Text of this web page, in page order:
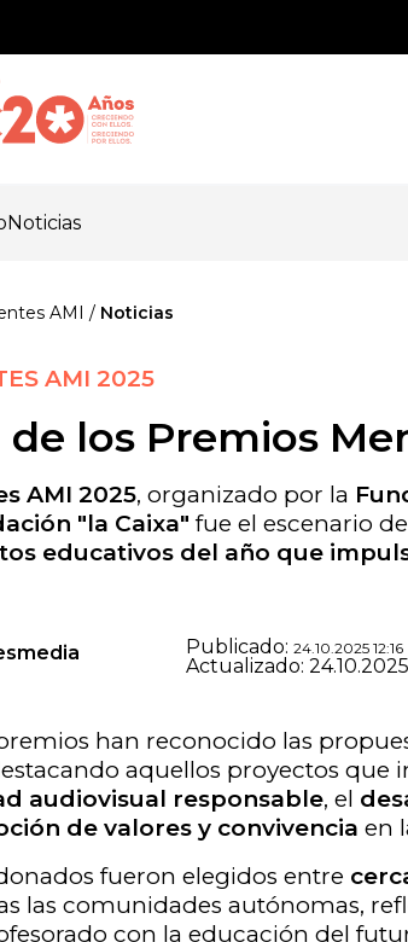
Noticias
AMI Noticias
AMI 2025
los Premios
AMI 2025, organizado por la
"la Caixa" fue el escenario
educativos del año que
Publicado:24.10.2025 12:16
Actualizado:24.10.2025
han reconocido las
aquellos proyectos que
audiovisual responsable, el
de valores y convivencia en
fueron elegidos entre
las comunidades autónomas,
con la educación del